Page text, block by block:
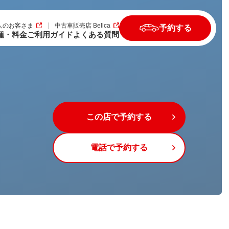
予約する
・料金ご利用ガイドよくある質問
のお客さま 中古車販売店 Bellca
この店で予約する
電話で予約する